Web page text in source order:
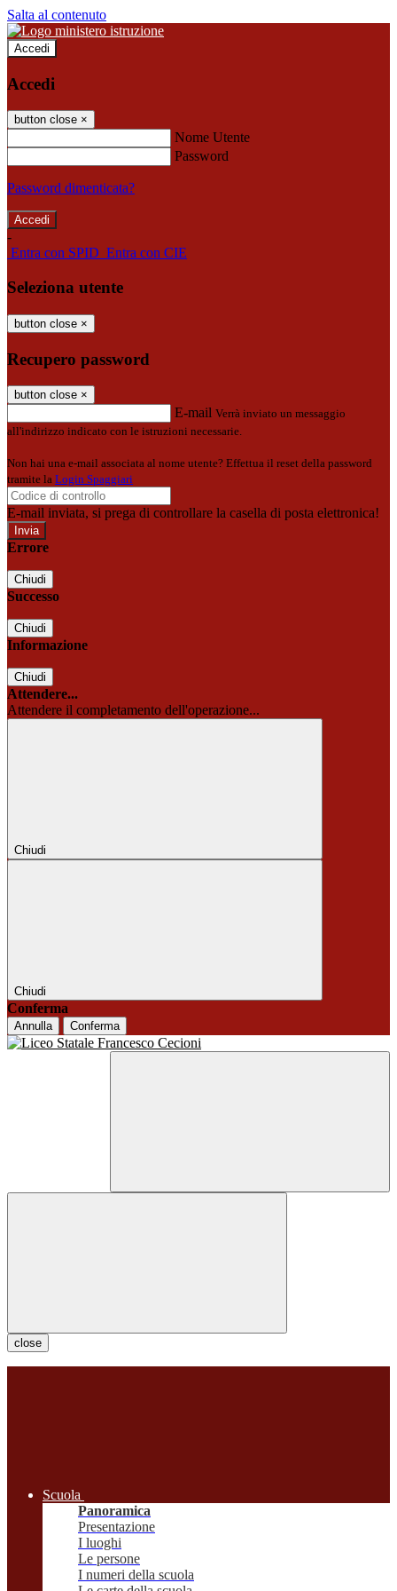
Salta al contenuto
Accedi
Accedi
button close ×
Nome Utente
Password
Password dimenticata?
-
Entra con SPID Entra con CIE
Seleziona utente
button close ×
Recupero password
button close ×
E-mail Verrà inviato un messaggio
all'indirizzo indicato con le istruzioni necessarie.
Non hai una e-mail associata al nome utente? Effettua il reset della password
tramite la Login Spaggiari
E-mail inviata, si prega di controllare la casella di posta elettronica!
Errore
Chiudi
Successo
Chiudi
Informazione
Chiudi
Attendere...
Attendere il completamento dell'operazione...
Chiudi
Chiudi
Conferma
Annulla Conferma
close
Scuola
Panoramica
Presentazione
I luoghi
Le persone
I numeri della scuola